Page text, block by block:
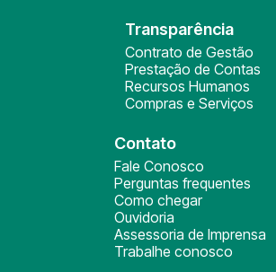
Transparência
Contrato de Gestão
Prestação de Contas
Recursos Humanos
Compras e Serviços
Contato
Fale Conosco
Perguntas frequentes
Como chegar
Ouvidoria
Assessoria de Imprensa
Trabalhe conosco